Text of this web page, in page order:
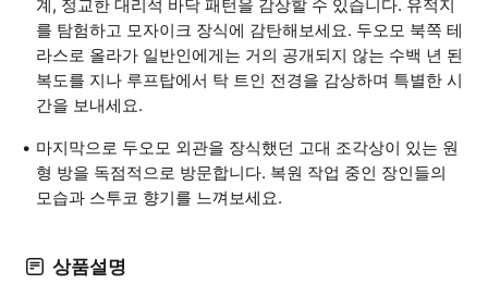
계, 정교한 대리석 바닥 패턴을 감상할 수 있습니다. 유적지
를 탐험하고 모자이크 장식에 감탄해보세요. 두오모 북쪽 테
라스로 올라가 일반인에게는 거의 공개되지 않는 수백 년 된
복도를 지나 루프탑에서 탁 트인 전경을 감상하며 특별한 시
간을 보내세요.
마지막으로 두오모 외관을 장식했던 고대 조각상이 있는 원
형 방을 독점적으로 방문합니다. 복원 작업 중인 장인들의
모습과 스투코 향기를 느껴보세요.
상품설명